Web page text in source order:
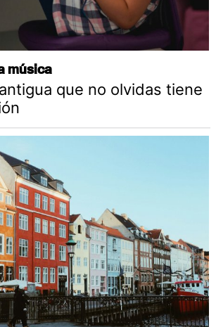
música
que no olvidas tiene